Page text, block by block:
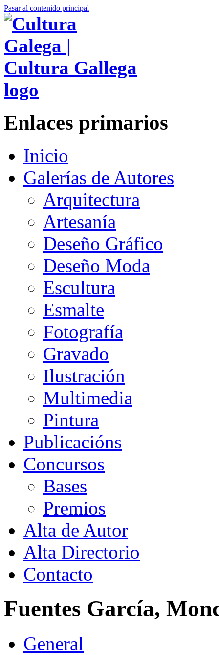
Pasar al contenido principal
Enlaces primarios
Inicio
Galerías de Autores
Arquitectura
Artesanía
Deseño Gráfico
Deseño Moda
Escultura
Esmalte
Fotografía
Gravado
Ilustración
Multimedia
Pintura
Publicacións
Concursos
Bases
Premios
Alta de Autor
Alta Directorio
Contacto
Fuentes García,
General